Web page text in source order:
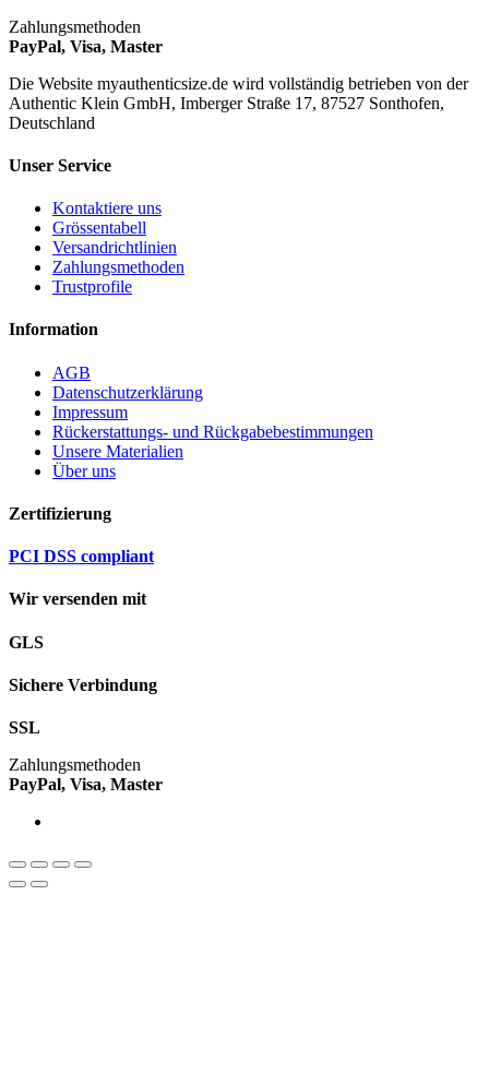
Zahlungsmethoden
PayPal, Visa, Master
Die Website myauthenticsize.de wird vollständig betrieben von der
Authentic Klein GmbH, Imberger Straße 17, 87527 Sonthofen,
Deutschland
Unser Service
Kontaktiere uns
Grössentabell
Versandrichtlinien
Zahlungsmethoden
Trustprofile
Information
AGB
Datenschutzerklärung
Impressum
Rückerstattungs- und Rückgabebestimmungen
Unsere Materialien
Über uns
Zertifizierung
PCI DSS compliant
Wir versenden mit
GLS
Sichere Verbindung
SSL
Zahlungsmethoden
PayPal, Visa, Master